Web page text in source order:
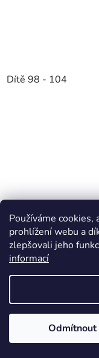
Používáme
prohlížení webu a
zlepšovali jeho
informací
Odmítnout
Dítě 98 - 104